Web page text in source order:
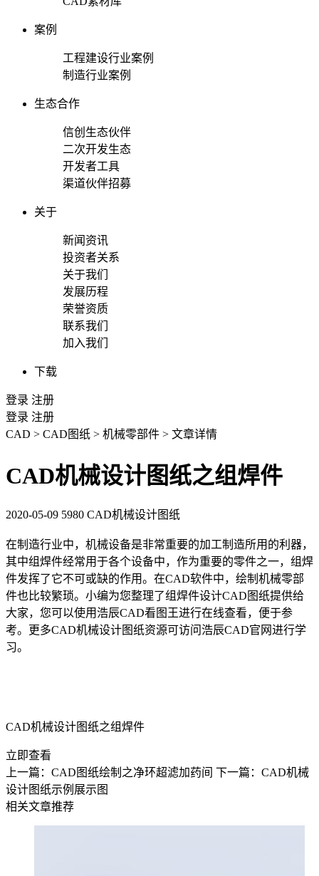
案例
工程建设行业案例
制造行业案例
生态合作
信创生态伙伴
二次开发生态
开发者工具
渠道伙伴招募
关于
新闻资讯
投资者关系
关于我们
发展历程
荣誉资质
联系我们
加入我们
下载
登录 注册
登录 注册
CAD > CAD图纸 > 机械零部件 > 文章详情
CAD机械设计图纸之组焊件
2020-05-09 5980 CAD机械设计图纸
在制造行业中，机械设备是非常重要的加工制造所用的利器，
其中组焊件经常用于各个设备中，作为重要的零件之一，组焊
件发挥了它不可或缺的作用。在CAD软件中，绘制机械零部
件也比较繁琐。小编为您整理了组焊件设计CAD图纸提供给
大家，您可以使用浩辰CAD看图王进行在线查看，便于参
考。更多CAD机械设计图纸资源可访问浩辰CAD官网进行学
习。
CAD机械设计图纸之组焊件
立即查看
上一篇：CAD图纸绘制之净环超滤加药间 下一篇：CAD机械
设计图纸示例展示图
相关文章推荐